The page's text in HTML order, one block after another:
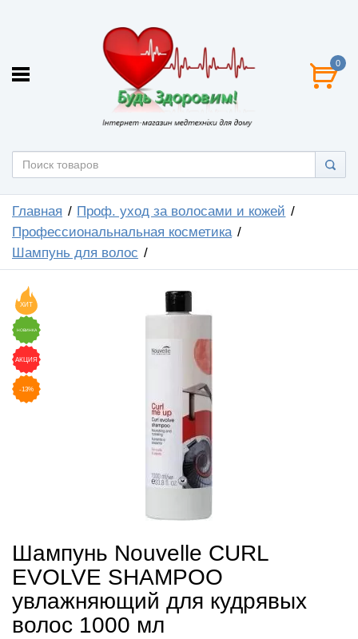
0
Главная
Проф. уход за волосами и кожей
Профессиональнальная косметика
Шампунь для волос
ХИТ
НОВИНКА
АКЦИЯ
-13%
Шампунь Nouvelle CURL
EVOLVE SHAMPOO
увлажняющий для кудрявых
волос 1000 мл